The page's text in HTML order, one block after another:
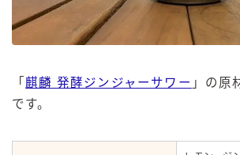
「 麒麟 発酵ジンジャーサワー 」の原
です。